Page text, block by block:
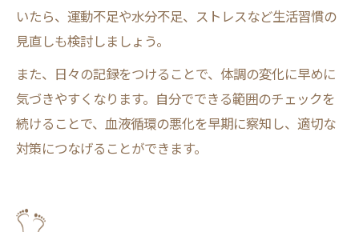
いたら、運動不足や水分不足、ストレスなど生活習慣の
見直しも検討しましょう。
また、日々の記録をつけることで、体調の変化に早めに
気づきやすくなります。自分でできる範囲のチェックを
続けることで、血液循環の悪化を早期に察知し、適切な
対策につなげることができます。